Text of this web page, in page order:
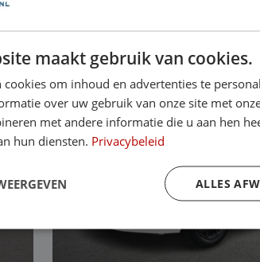
€ 29.490
maakt gebruik van cookies.
cookies om inhoud en advertenties te
over uw gebruik van onze site met
met andere informatie die u aan hen
hun diensten. Privacybeleid
ALLES